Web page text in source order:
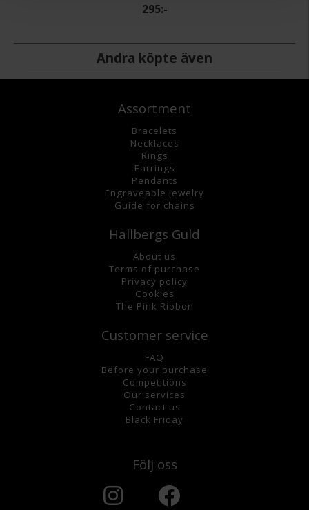
295:-
Andra köpte även
Assortment
Bracelets
Necklaces
Rings
Earrings
Pendants
Engraveable jewelry
Guide for chains
Hallbergs Guld
About us
Terms of purchase
Privacy policy
Cookies
The Pink Ribbon
Customer service
FAQ
Before your purchase
Competitions
Our services
Contact us
Black Friday
Följ oss